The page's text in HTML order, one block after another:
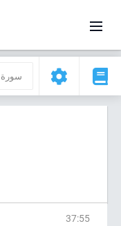
سورة
37:55